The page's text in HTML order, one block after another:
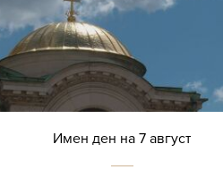
Имен ден на 7 август